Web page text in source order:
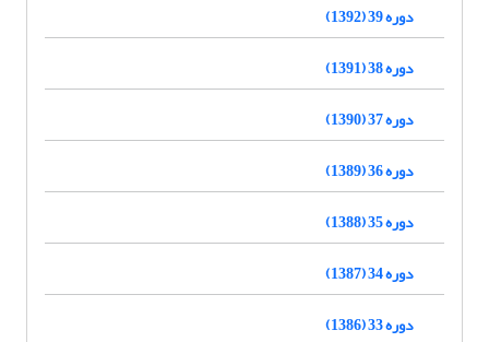
دوره 39 (1392)
دوره 38 (1391)
دوره 37 (1390)
دوره 36 (1389)
دوره 35 (1388)
دوره 34 (1387)
دوره 33 (1386)